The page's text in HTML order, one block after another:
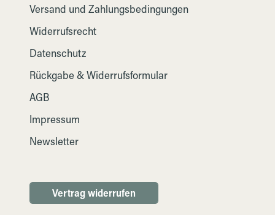
Versand und Zahlungsbedingungen
Widerrufsrecht
Datenschutz
Rückgabe & Widerrufsformular
AGB
Impressum
Newsletter
Vertrag widerrufen